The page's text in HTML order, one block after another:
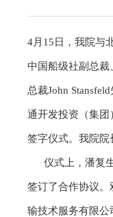
4月15日，我院与
中国船级社副总裁
总裁John
通开发投资（集
签字仪式。我院院
仪式上，潘复生
签订了合作协议
输技术服务有限公